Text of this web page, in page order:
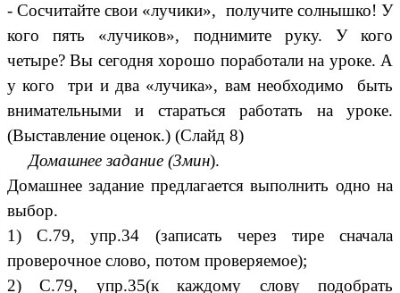
- Сосчитайте свои «лучики», получите солнышко! У
кого пять «лучиков», поднимите руку. У кого
четыре? Вы сегодня хорошо поработали на уроке. А
у кого три и два «лучика», вам необходимо быть
внимательными и стараться работать на уроке.
(Выставление оценок.) (Слайд 8)
Домашнее задание (3мин).
Домашнее задание предлагается выполнить одно на
выбор.
1) С.79, упр.34 (записать через тире сначала
проверочное слово, потом проверяемое);
2) С.79, упр.35(к каждому слову подобрать